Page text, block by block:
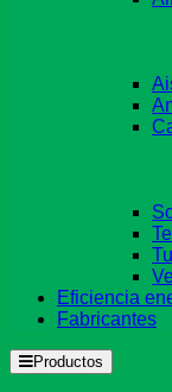
Eficiencia
Fabricantes
Productos